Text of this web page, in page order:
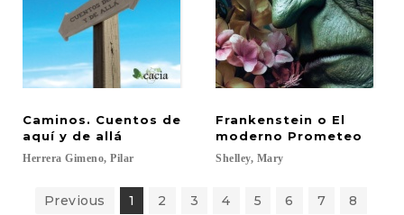
Caminos. Cuentos de
aquí y de allá
Herrera Gimeno, Pilar
Frankenstein o El
moderno Prometeo
Shelley, Mary
Previous 1 2 3 4 5 6 7 8